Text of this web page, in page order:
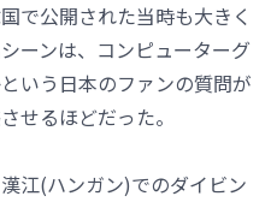
で公開された当時も大きく
ーンは、コンピューターグ
いう日本のファンの質問が
せるほどだった。
江(ハンガン)でのダイビン